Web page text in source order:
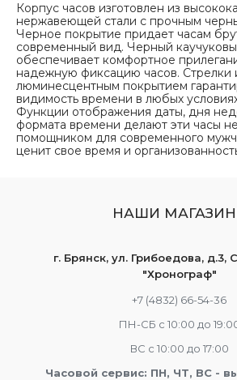
Корпус часов изготовлен из
нержавеющей стали с прочным
Черное покрытие придает часам
современный вид. Черный
обеспечивает комфортное
надежную фиксацию часов. Стрелки
люминесцентным покрытием
видимость времени в любых
Функции отображения даты, дня
формата времени делают эти часы
помощником для современного
ценит свое время и
НАШИ
г. Брянск, ул. Грибоедова, д.3,
"Хронограф"
+7 (4832) 66-54-36
ПН-СБ с 10:00 до
ВС с 10:00 до 17:00
Часовой сервис: ПН, ЧТ, ВС -